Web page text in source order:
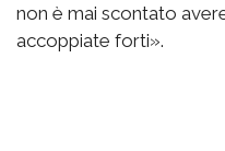
non è mai scontato
accoppiate forti».